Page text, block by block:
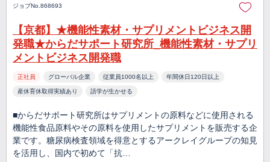
ジョブNo.868693
【京都】★機能性素材・サプリメントビジネス開
発職★からだサポート研究所_機能性素材・サプリ
メントビジネス開発職
正社員 グローバル企業 従業員1000名以上 年間休日120日以上
産休育休取得実績あり 語学が生かせる
■からだサポート研究所はサプリメントの原料などに使用される
機能性食品原料やその原料を使用したサプリメントを販売する企
業です。糖尿病検査領域を得意とするアークレイグループの知見
を活用し、国内で初めて「抗…